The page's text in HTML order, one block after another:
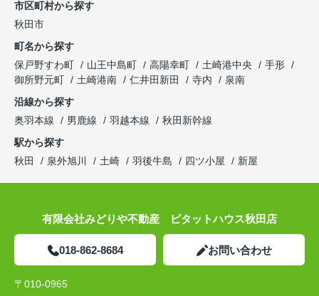
市区町村から探す
秋田市
町名から探す
保戸野すわ町
山王中島町 高陽幸町 土崎港中央
手形
御所野元町
土崎港南 仁井田新田 寺内
泉南
沿線から探す
奥羽本線
男鹿線 羽越本線
秋田新幹線
駅から探す
秋田
泉外旭川 土崎 羽後牛島 四ツ小屋 新屋
有限会社みどりや不動産 ピタットハウス秋田店
018-862-8684 お問い合わせ
〒010-0965